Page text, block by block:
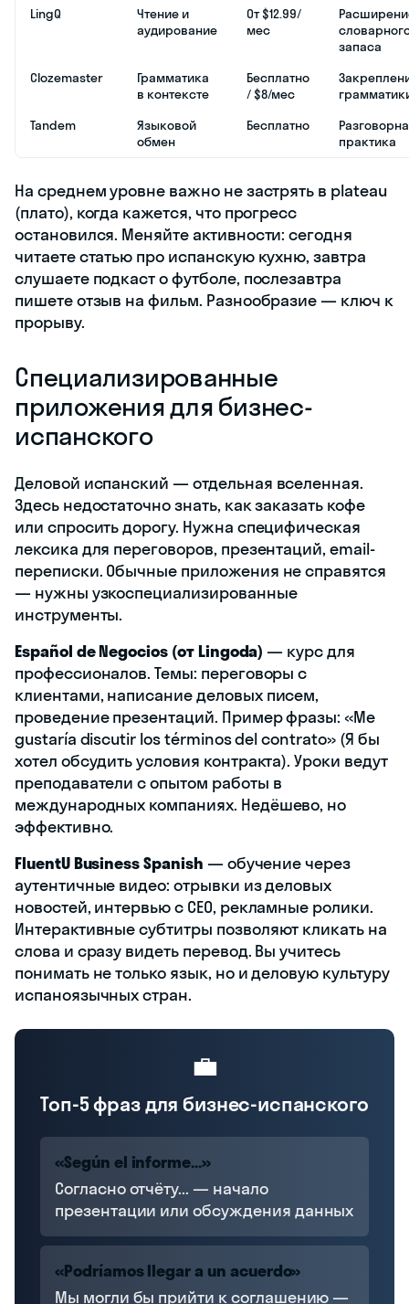
LingQ
Чтение и
аудирование
От $12.99/
мес
запаса
Clozemaster
Грамматика
в контексте
Бесплатно
/ $8/мес
Tandem
Языковой
обмен
Бесплатно
практика
На среднем уровне важно не застрять в plateau
(плато), когда кажется, что прогресс
остановился. Меняйте активности: сегодня
читаете статью про испанскую кухню, завтра
слушаете подкаст о футболе, послезавтра
пишете отзыв на фильм. Разнообразие — ключ к
прорыву.
Специализированные
приложения для бизнес-
испанского
Деловой испанский — отдельная вселенная.
Здесь недостаточно знать, как заказать кофе
или спросить дорогу. Нужна специфическая
лексика для переговоров, презентаций, email-
переписки. Обычные приложения не справятся
— нужны узкоспециализированные
инструменты.
Español de Negocios (от Lingoda) — курс для
профессионалов. Темы: переговоры с
клиентами, написание деловых писем,
проведение презентаций. Пример фразы: «Me
gustaría discutir los términos del contrato» (Я бы
хотел обсудить условия контракта). Уроки ведут
преподаватели с опытом работы в
международных компаниях. Недёшево, но
эффективно.
FluentU Business Spanish — обучение через
аутентичные видео: отрывки из деловых
новостей, интервью с CEO, рекламные ролики.
Интерактивные субтитры позволяют кликать на
слова и сразу видеть перевод. Вы учитесь
понимать не только язык, но и деловую культуру
испаноязычных стран.
💼
Топ-5 фраз для бизнес-испанского
«Según el informe...»
Согласно отчёту... — начало
презентации или обсуждения данных
«Podríamos llegar a un acuerdo»
Мы могли бы прийти к соглашению —